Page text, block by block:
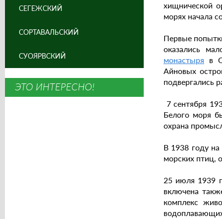
хищнической
морях начала
Первые
оказались
монастыря в
Айновых
подвергались
7 сентября
Белого моря
охрана
В 1938 году
морских птиц,
25 июля 1939
включена
комплекс
СЕГЕЖСКИЙ
СОРТАВАЛЬСКИЙ
СУОЯРВСКИЙ
ЭТО ИНТЕРЕСНО!